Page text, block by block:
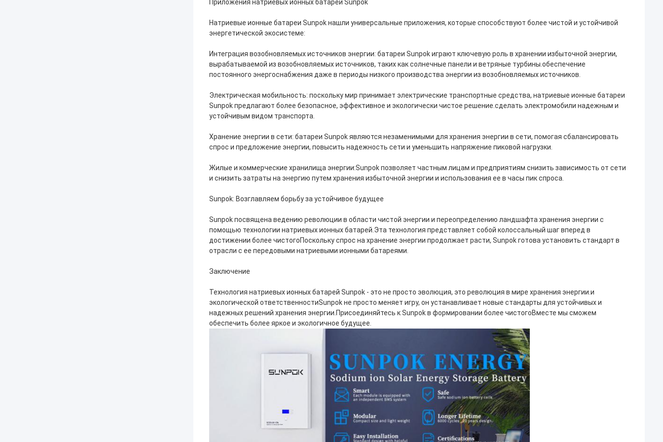
Приложения натриевых ионных батарей Sunpok
Натриевые ионные батареи Sunpok нашли универсальные приложения, которые способствуют более чистой и устойчивой
энергетической экосистеме:
Интеграция возобновляемых источников энергии: батареи Sunpok играют ключевую роль в хранении избыточной энергии,
вырабатываемой из возобновляемых источников, таких как солнечные панели и ветряные турбины.обеспечение
постоянного энергоснабжения даже в периоды низкого производства энергии из возобновляемых источников.
Электрическая мобильность: поскольку мир принимает электрические транспортные средства, натриевые ионные батареи
Sunpok предлагают более безопасное, эффективное и экологически чистое решение.сделать электромобили надежным и
устойчивым видом транспорта.
Хранение энергии в сети: батареи Sunpok являются незаменимыми для хранения энергии в сети, помогая сбалансировать
спрос и предложение энергии, повысить надежность сети и уменьшить напряжение пиковой нагрузки.
Жилые и коммерческие хранилища энергии:Sunpok позволяет частным лицам и предприятиям снизить зависимость от сети
и снизить затраты на энергию путем хранения избыточной энергии и использования ее в часы пик спроса.
Sunpok: Возглавляем борьбу за устойчивое будущее
Sunpok посвящена ведению революции в области чистой энергии и переопределению ландшафта хранения энергии с
помощью технологии натриевых ионных батарей.Эта технология представляет собой колоссальный шаг вперед в
достижении более чистогоПоскольку спрос на хранение энергии продолжает расти, Sunpok готова установить стандарт в
отрасли с ее передовыми натриевыми ионными батареями.
Заключение
Технология натриевых ионных батарей Sunpok - это не просто эволюция, это революция в мире хранения энергии.и
экологической ответственностиSunpok не просто меняет игру, он устанавливает новые стандарты для устойчивых и
надежных решений хранения энергии.Присоединяйтесь к Sunpok в формировании более чистогоВместе мы сможем
обеспечить более яркое и экологичное будущее.